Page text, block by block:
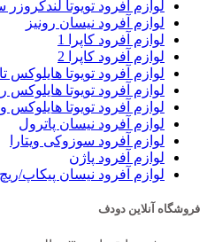
سپر انجام شده باشد تا از مقاومت
کلام آخر
طراحی و ساخت سپر آفرود
بعد از انجام مشاوره می توانید
سایتدودفبا ضمانت تهیه کنید.
لوازم آفرود تویوتا لندکروزر
لوازم آفرود نیسان رونیز
لوازم آفرود کاپرا 1
لوازم آفرود کاپرا 2
لوازم آفرود تویوتا هایلوکس
لوازم آفرود تویوتا هایلوکس
لوازم آفرود تویوتا هایلوکس
لوازم آفرود نیسان پاترول
لوازم آفرود سوزوکی ویتارا
لوازم آفرود پاژن
لوازم آفرود نیسان پیکاپ/ریچ
فروشگاه آنلاین دودف